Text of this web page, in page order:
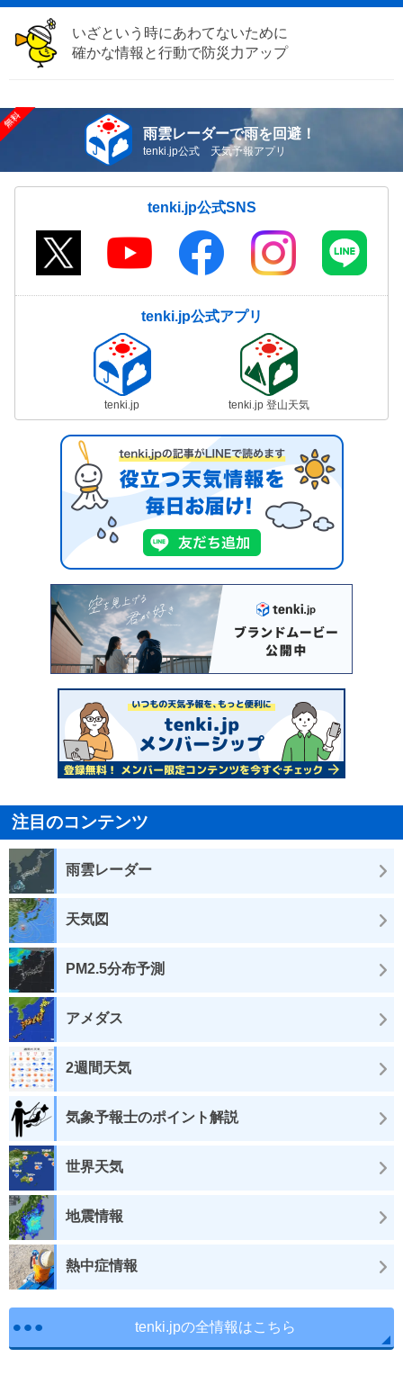
いざという時にあわてないために
確かな情報と行動で防災力アップ
雨雲レーダーで雨を回避！
tenki.jp公式 天気予報アプリ
tenki.jp公式SNS
tenki.jp公式アプリ
tenki.jp tenki.jp 登山天気
注目のコンテンツ
雨雲レーダー
天気図
PM2.5分布予測
アメダス
2週間天気
気象予報士のポイント解説
世界天気
地震情報
熱中症情報
tenki.jpの全情報はこちら